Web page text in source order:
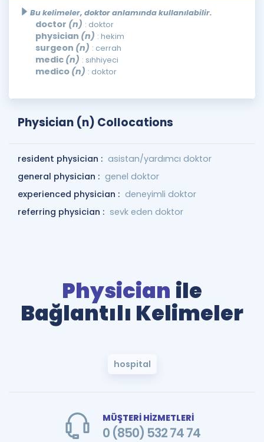
Bu kelimeler, doktor anlamında kullanılabilir.
doctor (n) : doktor
physician (n) : hekim
surgeon (n) : cerrah
medic (n) : sıhhiyeci
medico (n) : doktor
Physician (n) Collocations
resident physician : asistan/yardımcı doktor
general physician : genel doktor
experienced physician : deneyimli doktor
referring physician : sevk eden doktor
Physician ile
Bağlantılı Kelimeler
hospital
MÜŞTERİ HİZMETLERİ
0 (850) 532 74 74